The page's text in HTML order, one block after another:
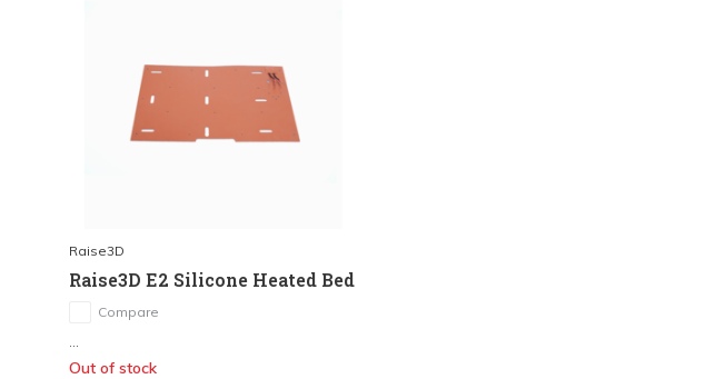
Raise3D
Raise3D E2 Silicone Heated Bed
Compare
Out of stock